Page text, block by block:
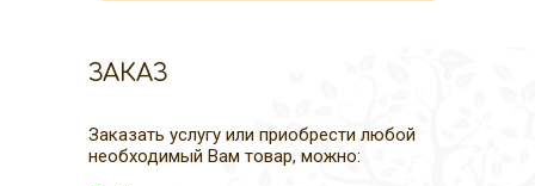
ЗАКАЗ
Заказать услугу или приобрести любой
необходимый Вам товар, можно: